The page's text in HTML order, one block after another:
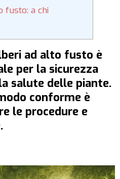
fusto: a chi
ad alto fusto è
per la sicurezza
salute delle piante.
conforme è
le procedure e